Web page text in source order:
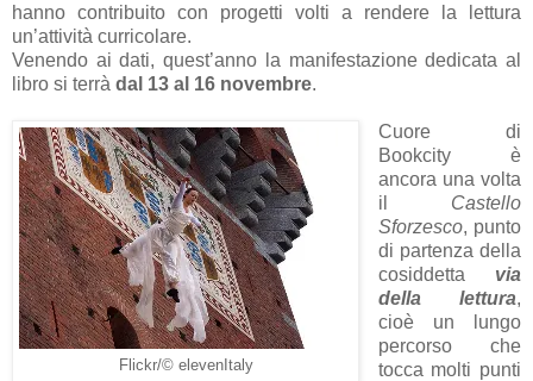
hanno contribuito con progetti volti a rendere la lettura
un’attività curricolare.
Venendo ai dati, quest’anno la manifestazione dedicata al
libro si terrà dal 13 al 16 novembre.
Flickr/© elevenItaly
Cuore di
Bookcity è
ancora una volta
il Castello
Sforzesco, punto
di partenza della
cosiddetta via
della lettura,
cioè un lungo
percorso che
tocca molti punti